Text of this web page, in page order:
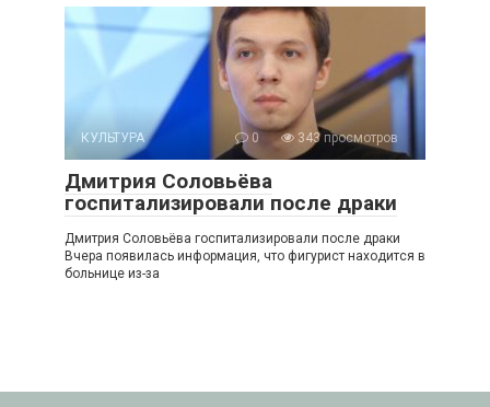
КУЛЬТУРА 0 343 просмотров
Дмитрия Соловьёва
госпитализировали после драки
Дмитрия Соловьёва госпитализировали после драки
Вчера появилась информация, что фигурист находится в
больнице из-за